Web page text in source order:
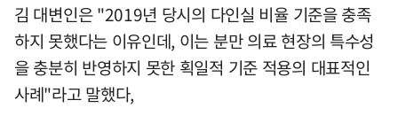
김 대변인은 "2019년 당시의 다인실 비율 기준을 충족
하지 못했다는 이유인데, 이는 분만 의료 현장의 특수성
을 충분히 반영하지 못한 획일적 기준 적용의 대표적인
사례"라고 말했다,